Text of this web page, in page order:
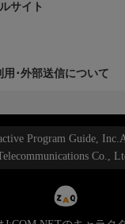
サイト
･外部送信について
Program Guide,
Co.,